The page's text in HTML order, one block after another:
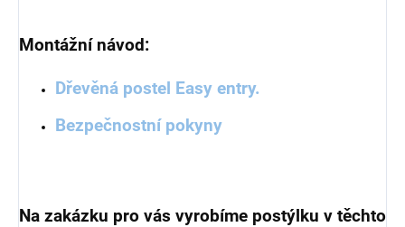
Montážní návod:
Dřevěná postel Easy entry.
Bezpečnostní pokyny
Na zakázku pro vás vyrobíme postýlku v těchto